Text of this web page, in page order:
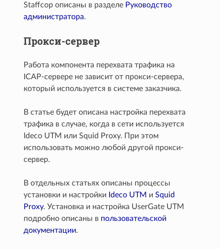
Staffcop описаны в разделе Pуководство
администратора.
Прокси-сервер
Работа компонента перехвата трафика на
ICAP-сервере не зависит от прокси-сервера,
который используется в системе заказчика.
В статье будет описана настройка перехвата
трафика в случае, когда в сети используется
Ideco UTM или Squid Proxy. При этом
использовать можно любой другой прокси-
сервер.
В отдельных статьях описаны процессы
установки и настройки Ideco UTM иSquid
Proxy. Установка и настройка UserGate UTM
подробно описаны в пользовательской
документации.